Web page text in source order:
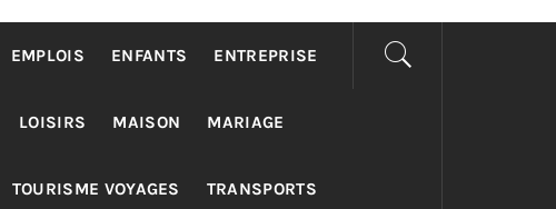
EMPLOIS ENFANTS ENTREPRISE
LOISIRS MAISON MARIAGE
TOURISME VOYAGES TRANSPORTS